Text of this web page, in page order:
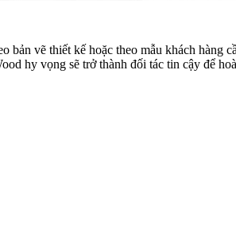
bản vẽ thiết kế hoặc theo mẫu khách
hy vọng sẽ trở thành đối tác tin cậy để